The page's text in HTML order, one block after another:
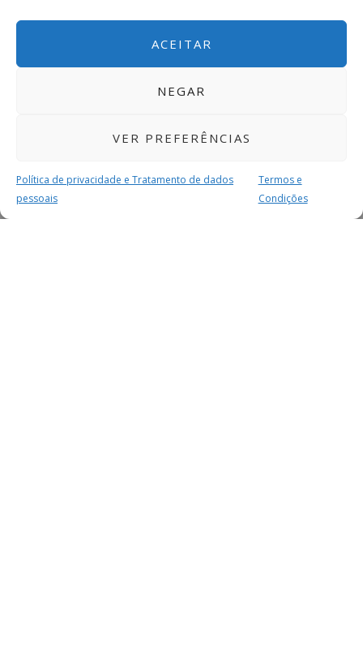
ACEITAR
NEGAR
VER PREFERÊNCIAS
Política de privacidade e Tratamento de dados
pessoais
Termos e
Condições